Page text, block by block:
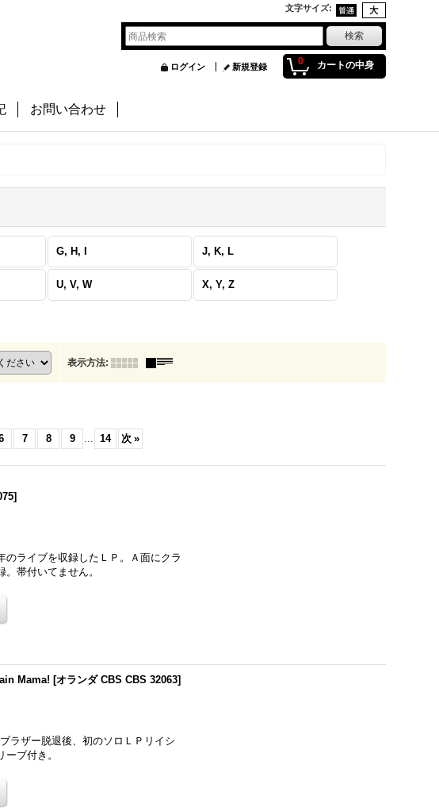
文字サイズ:
0 カートの中身
ログイン 新規登録
お問い合わせ
G, H, I J, K, L
U, V, W X, Y, Z
表示方法:
7 8 9 ... 14 次 »
]
ライブを収録したＬＰ。Ａ面にクラ
帯付いてません。
Mama! [オランダ CBS CBS 32063]
ラザー脱退後、初のソロＬＰリイシ
ブ付き。